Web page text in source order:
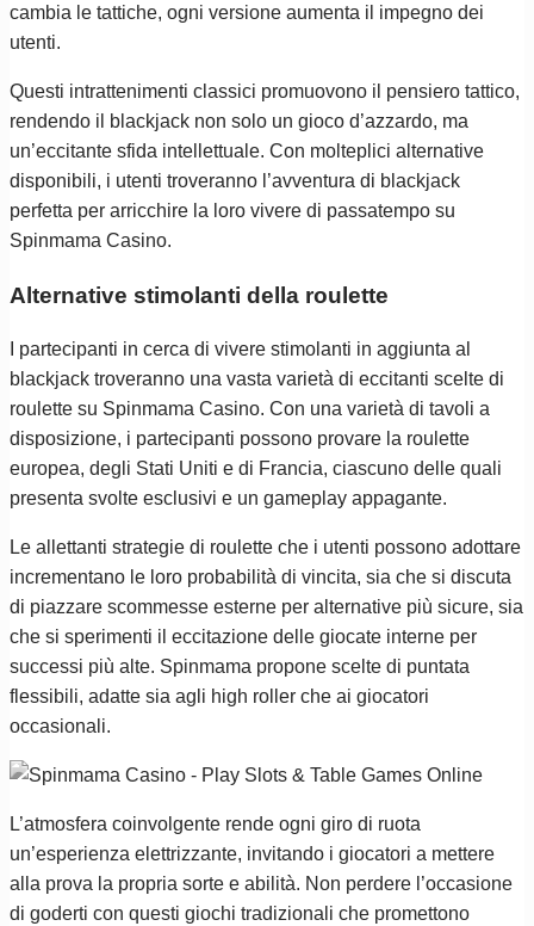
cambia le tattiche, ogni versione aumenta il impegno dei
utenti.
Questi intrattenimenti classici promuovono il pensiero tattico,
rendendo il blackjack non solo un gioco d’azzardo, ma
un’eccitante sfida intellettuale. Con molteplici alternative
disponibili, i utenti troveranno l’avventura di blackjack
perfetta per arricchire la loro vivere di passatempo su
Spinmama Casino.
Alternative stimolanti della roulette
I partecipanti in cerca di vivere stimolanti in aggiunta al
blackjack troveranno una vasta varietà di eccitanti scelte di
roulette su Spinmama Casino. Con una varietà di tavoli a
disposizione, i partecipanti possono provare la roulette
europea, degli Stati Uniti e di Francia, ciascuno delle quali
presenta svolte esclusivi e un gameplay appagante.
Le allettanti strategie di roulette che i utenti possono adottare
incrementano le loro probabilità di vincita, sia che si discuta
di piazzare scommesse esterne per alternative più sicure, sia
che si sperimenti il eccitazione delle giocate interne per
successi più alte. Spinmama propone scelte di puntata
flessibili, adatte sia agli high roller che ai giocatori
occasionali.
L’atmosfera coinvolgente rende ogni giro di ruota
un’esperienza elettrizzante, invitando i giocatori a mettere
alla prova la propria sorte e abilità. Non perdere l’occasione
di goderti con questi giochi tradizionali che promettono